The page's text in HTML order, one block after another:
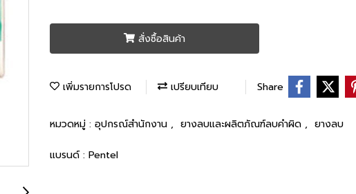
สั่งซื้อสินค้า
เพิ่มรายการโปรด เปรียบเทียบ Share
หมวดหมู่ : อุปกรณ์สำนักงาน , ยางลบและผลิตภัณฑ์ลบคำผิด , ยางลบ
แบรนด์ : Pentel